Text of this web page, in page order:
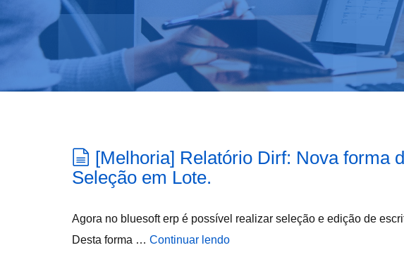
[Melhoria] Relatório Dirf: Nova forma
Seleção em Lote.
Agora no bluesoft erp é possível realizar seleção e edição de
Desta forma … Continuar lendo